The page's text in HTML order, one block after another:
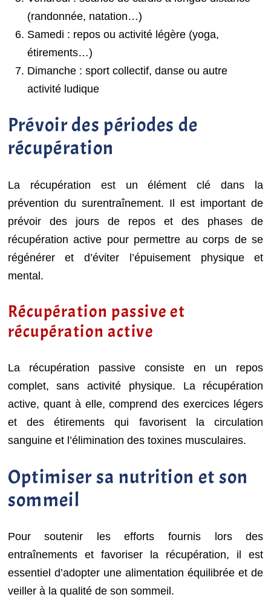
(randonnée, natation…)
Samedi : repos ou activité légère (yoga,
étirements…)
Dimanche : sport collectif, danse ou autre
activité ludique
Prévoir des périodes de
récupération
La récupération est un élément clé dans la
prévention du surentraînement. Il est important de
prévoir des jours de repos et des phases de
récupération active pour permettre au corps de se
régénérer et d’éviter l’épuisement physique et
mental.
Récupération passive et
récupération active
La récupération passive consiste en un repos
complet, sans activité physique. La récupération
active, quant à elle, comprend des exercices légers
et des étirements qui favorisent la circulation
sanguine et l’élimination des toxines musculaires.
Optimiser sa nutrition et son
sommeil
Pour soutenir les efforts fournis lors des
entraînements et favoriser la récupération, il est
essentiel d’adopter une alimentation équilibrée et de
veiller à la qualité de son sommeil.